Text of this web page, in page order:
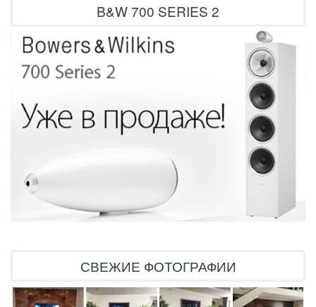
B&W 700 SERIES 2
СВЕЖИЕ ФОТОГРАФИИ